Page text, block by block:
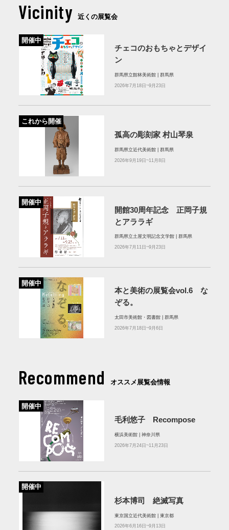
Vicinity 近くの展覧会
開催中
チェコのおもちゃとデザイ
ン
群馬県立館林美術館 | 群馬県
2026年7月18日~9月23日
これから開催
孤高の彫刻家 村山琴泉
群馬県立近代美術館 | 群馬県
2026年9月19日~11月8日
開催中
開館30周年記念 正岡子規
とアララギ
群馬県立土屋文明記念文学館 | 群馬県
2026年7月11日~9月23日
開催中
本と美術の展覧会vol.6 な
ぞる。
太田市美術館・図書館 | 群馬県
2026年7月18日~9月6日
Recommend オススメ展覧会情報
開催中
毛利悠子 Recompose
横浜美術館 | 神奈川県
2026年7月24日~11月23日
開催中
杉本博司 絶滅写真
東京国立近代美術館 | 東京都
2026年6月16日~9月13日